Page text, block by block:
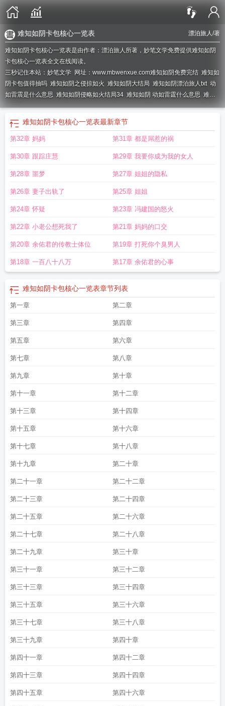
漂泊旅人/著
难知如阴卡包核心一览表
难知如阴卡包核心一览表是由作者：漂泊旅人所著，妙笔文学免费提供难知如阴
卡包核心一览表全文在线阅读。
三秒记住本站：妙笔文学 网址：www.mbwenxue.com难知如阴免费完结 难知如
阴卡包值得抽吗 难知如阴之侵掠如火 难知如阴大结局 难知如阴漂泊旅人txt 动
如雷震是什么意思 难知如阴侵略如火结局34 难知如阴 动如雷霆什么意思 难知
如阴写的什么难知如阴续之侵略如火结局33难知如阴TXT笔趣阁难知如阴续之
侵略如火
难知如阴TXT 难知如阴魏鹏全本续集
佳生肖动物
震什么意思难知如阴卡包马岱是核心吗难知如阴卡包核心武将
续写全文阅读难知如阴全文免费阅读最新章节 掠如火 难知如阴解释什么动
物难知如阴第一版主 难知如阴打一正确生肖难知如阴卡包核心有哪些
物打一生肖动如雷霆 难知如阴2续集更新难知如阴阳
心一览表 难知如阴2续集免费阅读 难知如阴全文阅读笔趣阁 难知如阴漂泊旅人
泊旅人)TXT三国志战略版难知如阴 难知如阴txt难知如阴动如雷霆
物 难知如阴卡包哪些是核心 难知如阴动如雷震的意思 难知如阴全文免费阅
读难知如阴改写难知如阴打一最佳生肖难知如阴是什么生肖
阴徐如林难知如阴好看吗难知如阴漂泊旅人完整版难知如阴是哪三大生肖难
难知如阴卡包核心一览表最新章节
第32章 妈妈 第31章 都是屌惹的祸
第30章 跟踪庄慧 第29章 我要你成为我的女人
第28章 噩梦 第27章 姐姐的隐私
第26章 妻子出轨了 第25章 姐姐
第24章 怀疑 第23章 冯建国的怒火
第22章 小老公想死我了 第21章 妈妈的口交
第20章 余佑君的传教士体位 第19章 打死你个臭男人
第18章 一百八十八万 第17章 余佑君的心事
难知如阴卡包核心一览表章节列表
第一章 第二章
第三章 第四章
第五章 第六章
第七章 第八章
第九章 第十章
第十一章 第十二章
第十三章 第十四章
第十五章 第十六章
第十七章 第十八章
第十九章 第二十章
第二十一章 第二十二章
第二十三章 第二十四章
第二十五章 第二十六章
第二十七章 第二十八章
第二十九章 第三十章
第三十一章 第三十二章
第三十三章 第三十四章
第三十五章 第三十六章
第三十七章 第三十八章
第三十九章 第四十章
第四十一章 第四十二章
第四十三章 第四十四章
第四十五章 第四十六章